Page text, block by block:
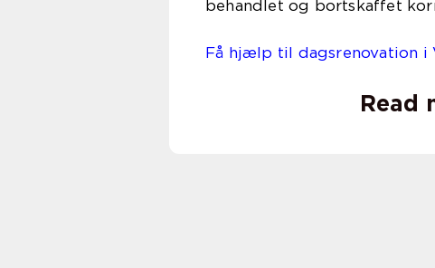
behandlet og bortskaffet
Få hjælp til dagsrenovation i
Read